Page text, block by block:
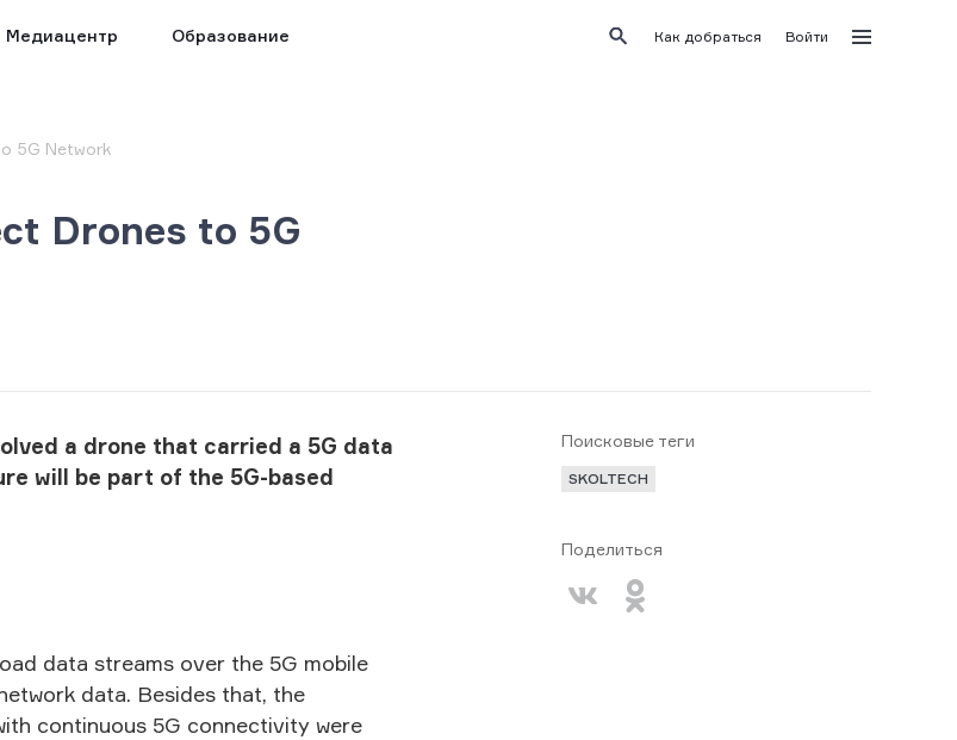
Медиацентр Образование Как добраться Войти
5G Network
Drones to 5G
a drone that carried a 5G data
will be part of the 5G-based
data streams over the 5G mobile
data. Besides that, the
continuous 5G connectivity were
Поисковые теги
SKOLTECH
Поделиться